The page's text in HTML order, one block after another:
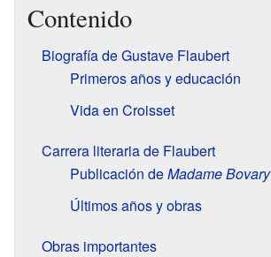
Contenido
Biografía de Gustave Flaubert
Primeros años y educación
Vida en Croisset
Carrera literaria de Flaubert
Publicación deMadame Bovary
Últimos años y obras
Obras importantes